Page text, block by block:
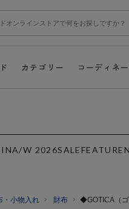
カテゴリー コーディネ
INA/W 2026SALEFEATURE
・小物入れ 財布 ◆GOTICA（